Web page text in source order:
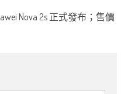
Nova 2s 正式發布；售價